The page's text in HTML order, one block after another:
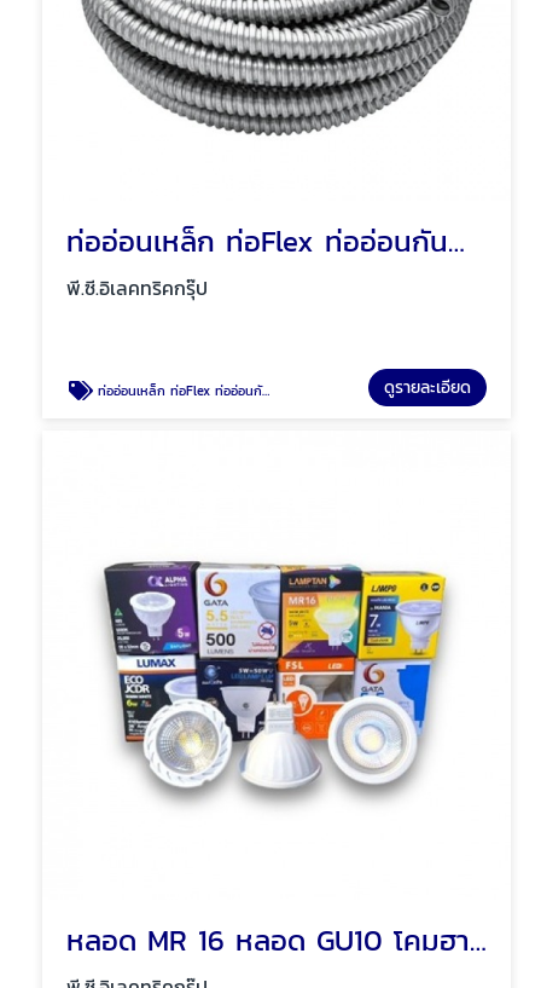
ท่ออ่อนเหล็ก ท่อFlex ท่ออ่อนกันน้ำสีเทา พัทยา ชลบุรี
พี.ซี.อิเลคทริคกรุ๊ป
ท่ออ่อนเหล็ก ท่อFlex ท่ออ่อนกันน้ำสีเทา พัทยา ชลบุรี ดูรายละเอียด
หลอด MR 16 หลอด GU10 โคมฮาโลเจน พัทยา ชลบุรี